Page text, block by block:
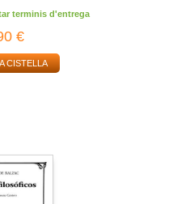
terminis d'entrega
€
CISTELLA